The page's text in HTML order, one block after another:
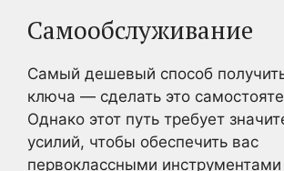
Самообслуживание
Самый дешевый способ
ключа — сделать это
Однако этот путь требует
усилий, чтобы обеспечить вас
первоклассными инструментами